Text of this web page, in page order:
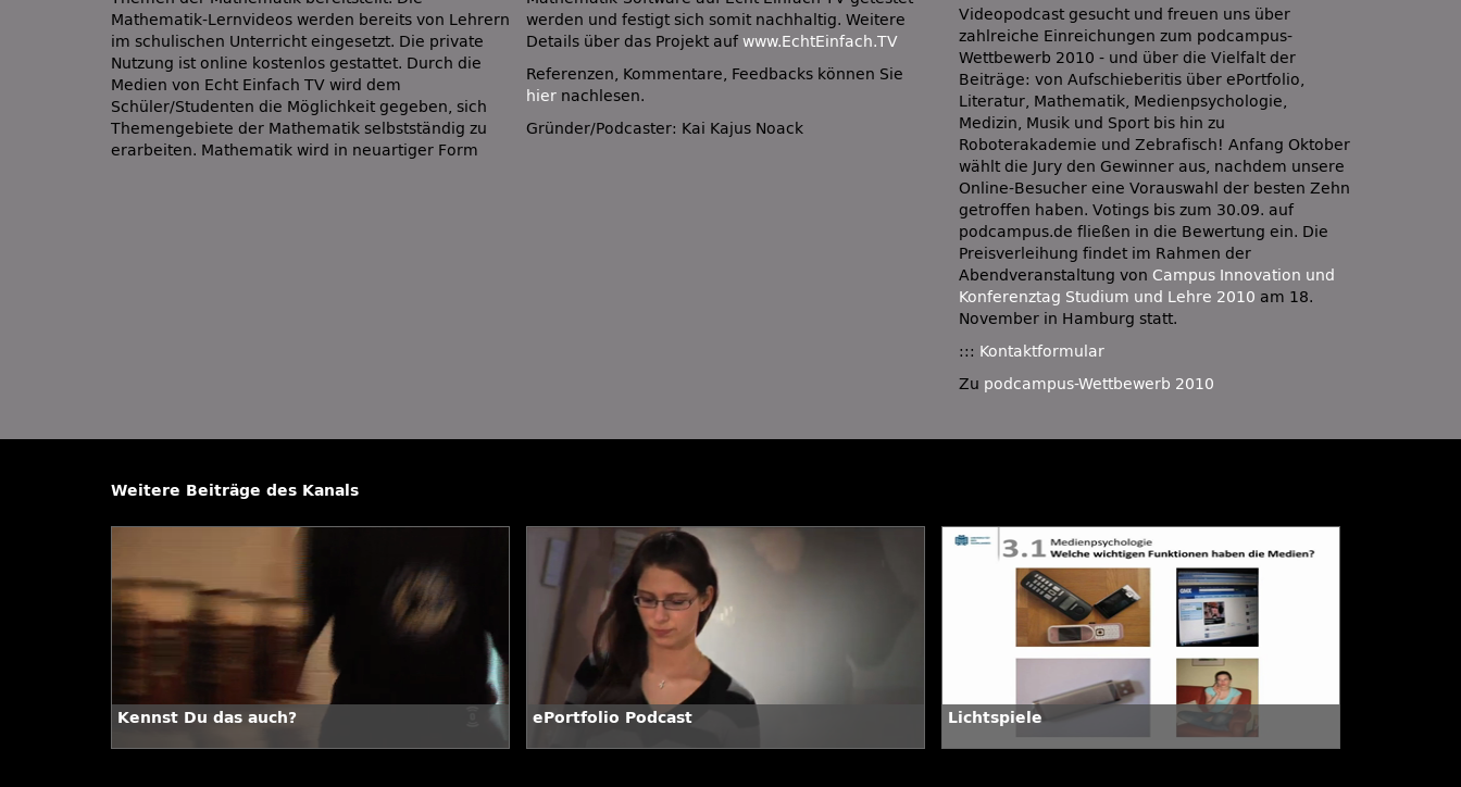
Mathematik-Lernvideos werden bereits von Lehrern
im schulischen Unterricht eingesetzt. Die private
Nutzung ist online kostenlos gestattet. Durch die
Medien von Echt Einfach TV wird dem
Schüler/Studenten die Möglichkeit gegeben, sich
Themengebiete der Mathematik selbstständig zu
erarbeiten. Mathematik wird in neuartiger Form
werden und festigt sich somit nachhaltig. Weitere
Details über das Projekt aufwww.EchtEinfach.TV
Referenzen, Kommentare, Feedbacks können Sie
hier nachlesen.
Gründer/Podcaster: Kai Kajus Noack
Videopodcast gesucht und freuen uns über
zahlreiche Einreichungen zum podcampus-
Wettbewerb 2010 - und über die Vielfalt der
Beiträge: von Aufschieberitis über ePortfolio,
Literatur, Mathematik, Medienpsychologie,
Medizin, Musik und Sport bis hin zu
Roboterakademie und Zebrafisch! Anfang Oktober
wählt die Jury den Gewinner aus, nachdem unsere
Online-Besucher eine Vorauswahl der besten Zehn
getroffen haben. Votings bis zum 30.09. auf
podcampus.de fließen in die Bewertung ein. Die
Preisverleihung findet im Rahmen der
Abendveranstaltung von Campus Innovation und
Konferenztag Studium und Lehre 2010 am 18.
November in Hamburg statt.
::: Kontaktformular
Zu podcampus-Wettbewerb 2010
Weitere Beiträge des Kanals
Kennst Du das auch? ePortfolio Podcast Lichtspiele